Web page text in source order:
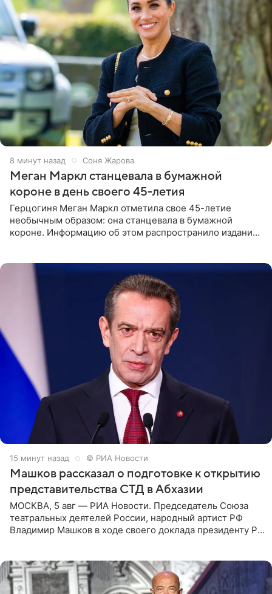
9 минут назад Соня Жарова
Меган Маркл станцевала в бумажной
короне в день своего 45-летия
Герцогиня Меган Маркл отметила свое 45-летие
необычным образом: она станцевала в бумажной
короне. Информацию об этом распространило издание
16 минут назад © РИА Новости
Машков рассказал о подготовке к открытию
представительства СТД в Абхазии
МОСКВА, 5 авг — РИА Новости. Председатель Союза
театральных деятелей России, народный артист РФ
Владимир Машков в ходе своего доклада президенту РФ